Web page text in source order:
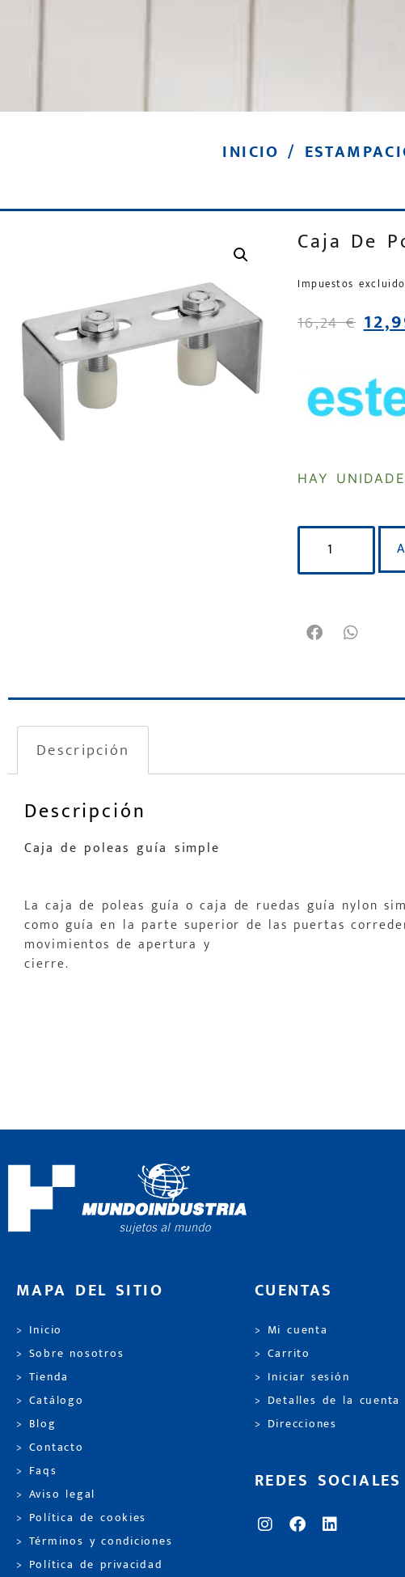
INICIO /
Caja De
Impuestos
16,24€
HAY
Descripción
Descripción
Caja de poleas guía simple
La caja de poleas guía o caja de ruedas guía nylon
como guía en la parte superior de las puertas
movimientos de apertura y
cierre.
MAPA DEL SITIO
> Inicio
> Sobre nosotros
> Tienda
> Catálogo
> Blog
> Contacto
> Faqs
> Aviso legal
> Política de cookies
> Términos y condiciones
> Política de privacidad
CUENTAS
> Mi cuenta
> Carrito
> Iniciar sesión
> Detalles de la cuenta
> Direcciones
REDES SOCIALES